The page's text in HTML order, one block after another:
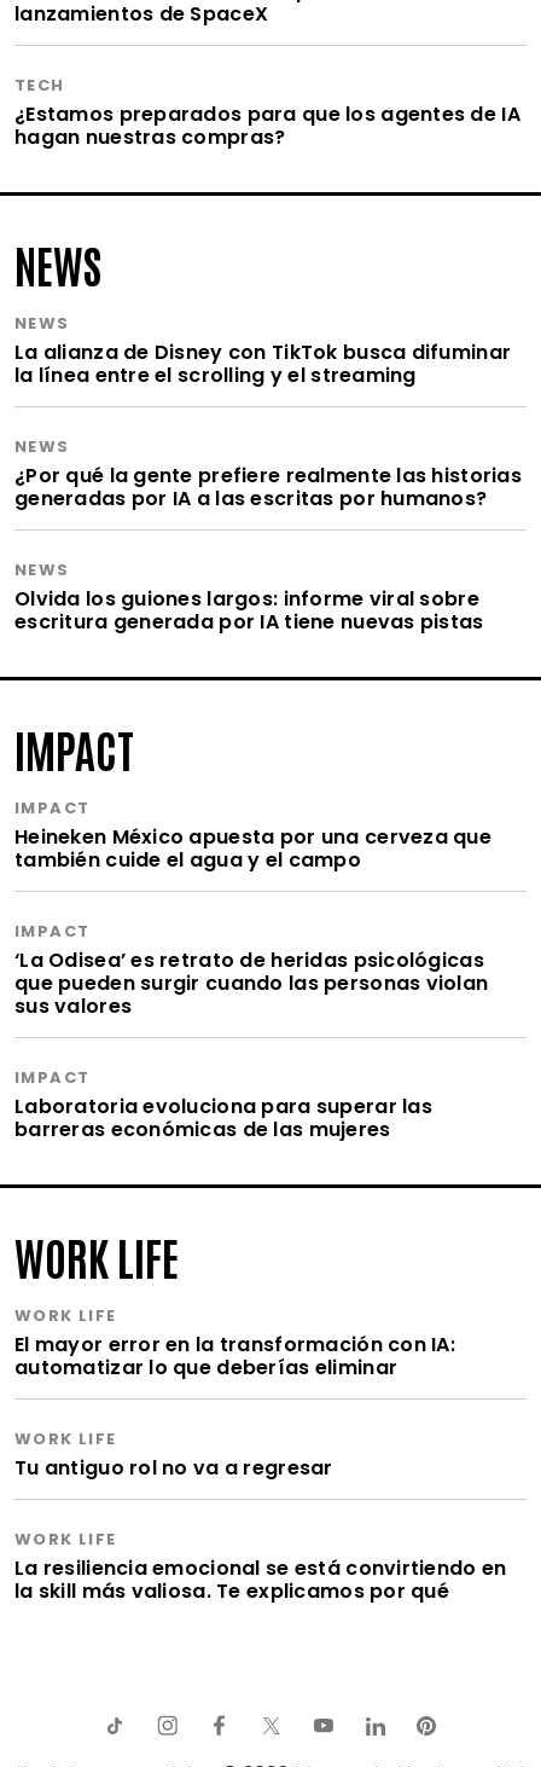
lanzamientos de SpaceX
TECH
¿Estamos preparados para que los agentes de IA
hagan nuestras compras?
NEWS
NEWS
La alianza de Disney con TikTok busca difuminar
la línea entre el scrolling y el streaming
NEWS
¿Por qué la gente prefiere realmente las historias
generadas por IA a las escritas por humanos?
NEWS
Olvida los guiones largos: informe viral sobre
escritura generada por IA tiene nuevas pistas
IMPACT
IMPACT
Heineken México apuesta por una cerveza que
también cuide el agua y el campo
IMPACT
‘La Odisea’ es retrato de heridas psicológicas
que pueden surgir cuando las personas violan
sus valores
IMPACT
Laboratoria evoluciona para superar las
barreras económicas de las mujeres
WORK LIFE
WORK LIFE
El mayor error en la transformación con IA:
automatizar lo que deberías eliminar
WORK LIFE
Tu antiguo rol no va a regresar
WORK LIFE
La resiliencia emocional se está convirtiendo en
la skill más valiosa. Te explicamos por qué